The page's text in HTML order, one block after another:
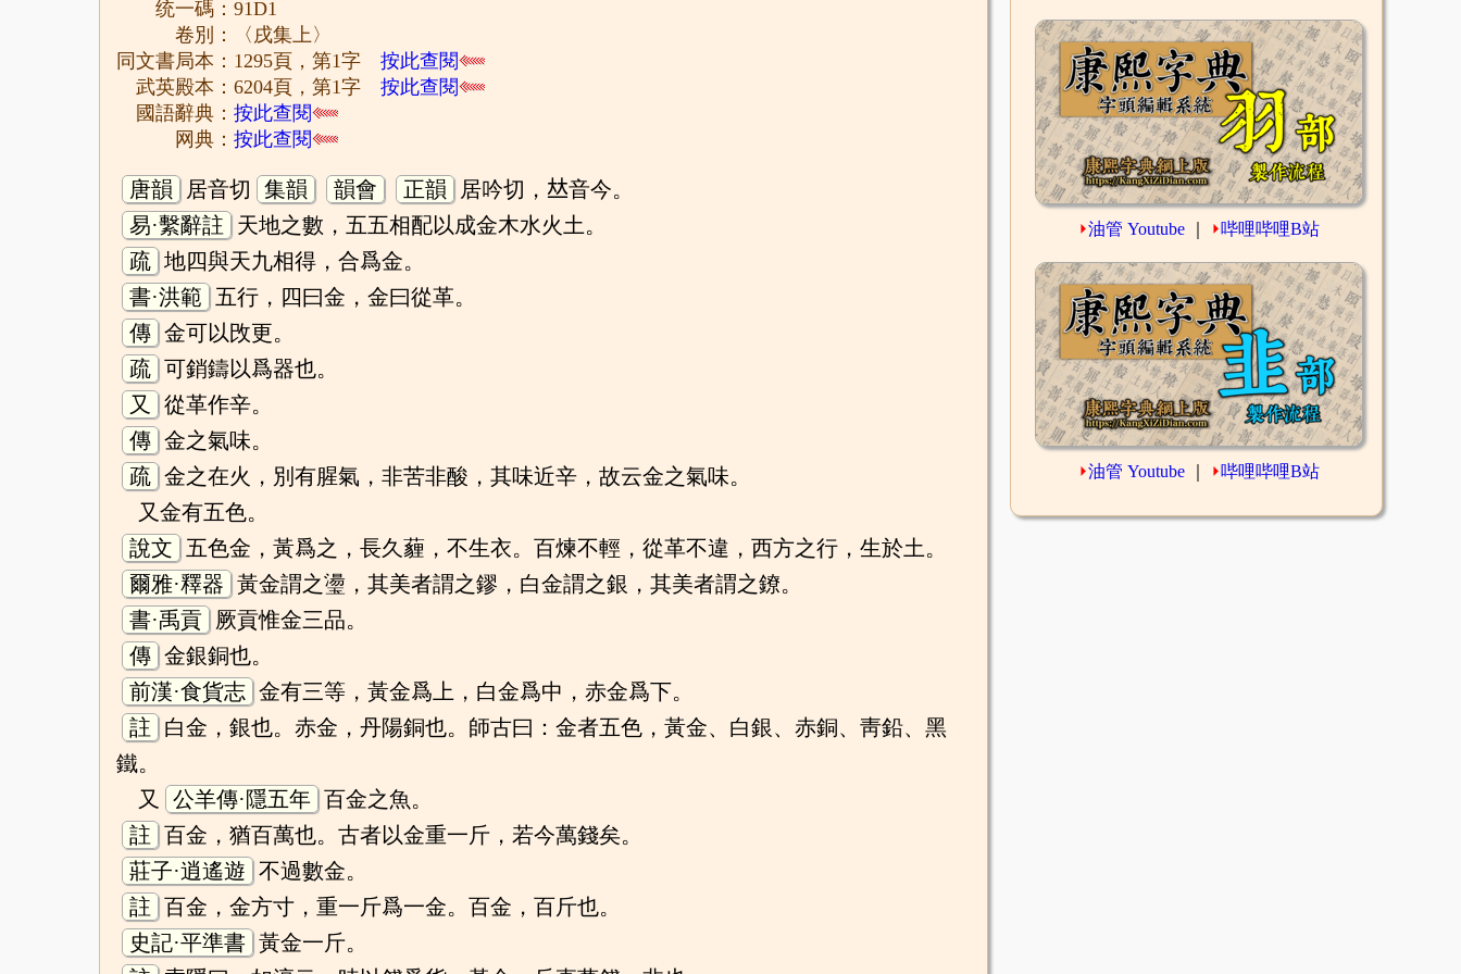
统一碼：91D1
卷別：〈戌集上〉
同文書局本：1295頁，第1字按此查閱
武英殿本：6204頁，第1字按此查閱
國語辭典：按此查閱
网典：按此查閱
唐韻 居音切 集韻 韻會 正韻
居吟切，𠀤音今。
易·繫辭註
天地之數，五五相配以成金木水火土。
疏 地四與天九相得，合爲金。
書·洪範
五行，四曰金，金曰從革。
傳 金可以攺更。
疏 可銷鑄以爲器也。
又
從革作辛。
傳 金之氣味。
疏 金之在火，別有腥氣，非苦非酸，其味近辛，故云金之氣味。
又金有五色。
說文
五色金，黃爲之，長久薶，不生衣。百煉不輕，從革不違，西方之行，生於土。
爾雅·釋器 黃金謂之璗，其美者謂之鏐，白金謂之銀，其美者謂之鐐。
書·禹貢
厥貢惟金三品。
傳 金銀銅也。
前漢·食貨志 金有三等，黃金爲上，白金爲中，赤金爲下。
註
白金，銀也。赤金，丹陽銅也。師古曰：金者五色，黃金、白銀、赤銅、靑鉛、黑
鐵。
又
公羊傳·隱五年 百金之魚。
註 百金，猶百萬也。古者以金重一斤，若今萬錢矣。
莊子·逍遙遊 不過數金。
註 百金，金方寸，重一斤爲一金。百金，百斤也。
史記·平準書 黃金一斤。
⏵油管 Youtube ⏵哔哩哔哩B站
⏵油管 Youtube ⏵哔哩哔哩B站